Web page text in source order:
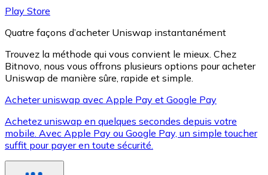
XRP
XRP
Play Store
Quatre façons d’acheter Uniswap instantanément
Trouvez la méthode qui vous convient le mieux. Chez
Bitnovo, nous vous offrons plusieurs options pour acheter
Uniswap de manière sûre, rapide et simple.
Acheter uniswap avec Apple Pay et Google Pay
Achetez uniswap en quelques secondes depuis votre
mobile. Avec Apple Pay ou Google Pay, un simple toucher
suffit pour payer en toute sécurité.